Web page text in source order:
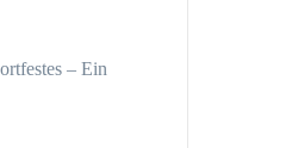
– Ein